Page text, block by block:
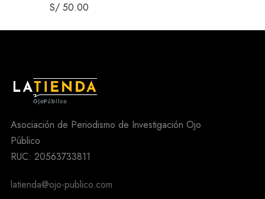
S/50.00
Asociación de Periodismo de Investigación Ojo
Público
RUC: 20563733811
latienda@ojo-publico.com